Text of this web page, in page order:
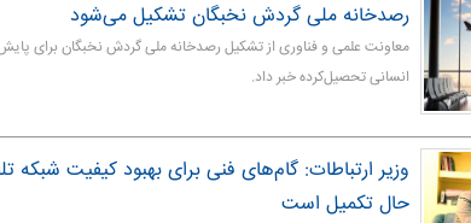
رصدخانه ملی گردش نخبگان تشکیل می‌شود
معاونت علمی و فناوری از تشکیل رصدخانه ملی گردش نخبگان برای
انسانی تحصیل‌کرده خبر داد.
وزیر ارتباطات: گام‌های فنی برای بهبود کیفیت شبکه
حال تکمیل است